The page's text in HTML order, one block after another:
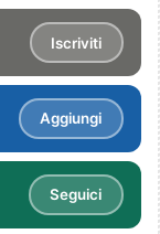
Iscriviti
Aggiungi
Seguici